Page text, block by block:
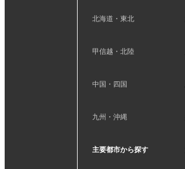
北海道・東北
甲信越・北陸
中国・四国
九州・沖縄
主要都市から探す